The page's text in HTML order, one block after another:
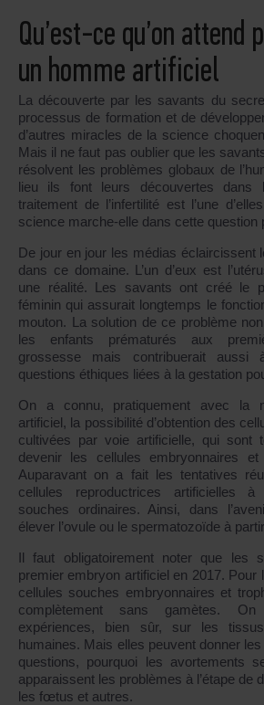
Qu’est-ce qu’on attend
un homme artificiel
La découverte par les savants du
processus de formation et de
d’autres miracles de la science
Mais il ne faut pas oublier que les
résolvent les problèmes globaux de
lieu ils font leurs découvertes dans
traitement de l’infertilité est l’une
science marche-elle dans cette question
De jour en jour les médias éclaircissent
dans ce domaine. L’un d’eux est
une réalité. Les savants ont créé le
féminin qui assurait longtemps le
mouton. La solution de ce problème
les enfants prématurés aux
grossesse mais contribuerait aussi
questions éthiques liées à la gestation
On a connu, pratiquement avec la
artificiel, la possibilité d’obtention des
cultivées par voie artificielle, qui sont
devenir les cellules embryonnaires et
Auparavant on a fait les tentatives
cellules reproductrices artificielles
souches ordinaires. Ainsi, dans
élever l’ovule ou le spermatozoïde à
Il faut obligatoirement noter que les
premier embryon artificiel en 2017. Pour
cellules souches embryonnaires et
complètement sans gamètes.
expériences, bien sûr, sur les
humaines. Mais elles peuvent donner
questions, pourquoi les avortements
apparaissent les problèmes à l’étape de
les fœtus et autres.